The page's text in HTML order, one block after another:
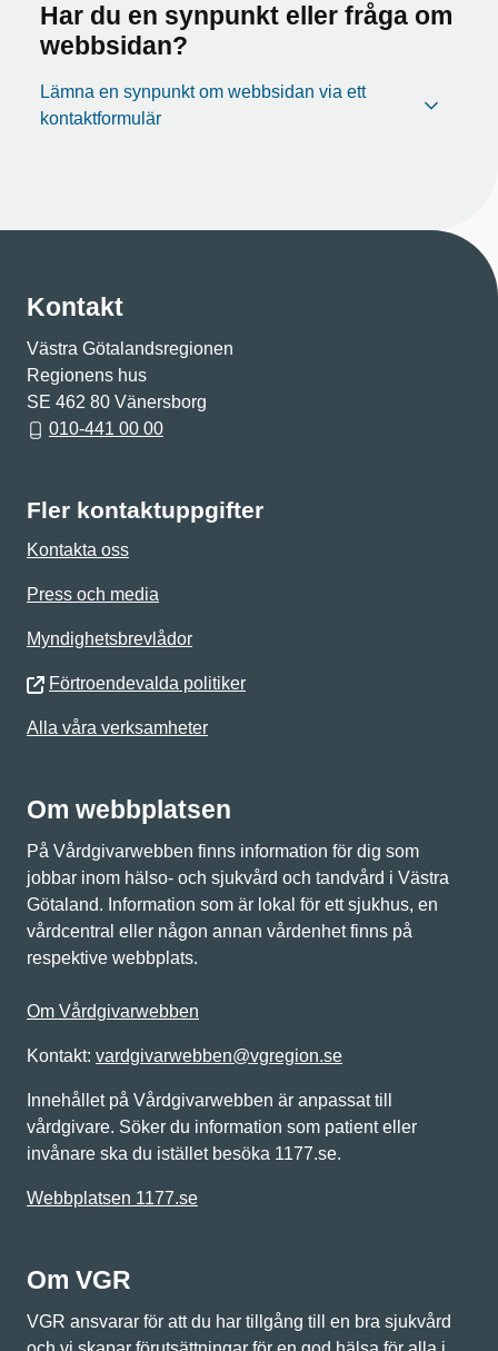
Har du en synpunkt eller fråga om
webbsidan?
Lämna en synpunkt om webbsidan via ett
kontaktformulär
Kontakt
Västra Götalandsregionen
Regionens hus
SE 462 80 Vänersborg
010-441 00 00
Fler kontaktuppgifter
Kontakta oss
Press och media
Myndighetsbrevlådor
Förtroendevalda politiker
Alla våra verksamheter
Om webbplatsen
På Vårdgivarwebben finns information för dig som
jobbar inom hälso- och sjukvård och tandvård i Västra
Götaland. Information som är lokal för ett sjukhus, en
vårdcentral eller någon annan vårdenhet finns på
respektive webbplats.
Om Vårdgivarwebben
Kontakt: vardgivarwebben@vgregion.se
Innehållet på Vårdgivarwebben är anpassat till
vårdgivare. Söker du information som patient eller
invånare ska du istället besöka 1177.se.
Webbplatsen 1177.se
Om VGR
VGR ansvarar för att du har tillgång till en bra sjukvård